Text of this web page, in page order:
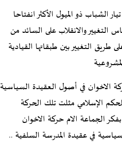
الشباب ذو الميول الأكثر انفتاحا
التغيير والانقلاب على السائد من
التغيير بين طبقاتها القيادية
الاخوان في أصول العقيدة السياسية
الإسلامي مثلت تلك الحركة
الجماعة الام حركة الاخوان
في عقيدة المدرسة السلفية ..